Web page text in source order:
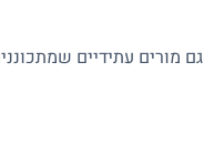
מורים עתידיים